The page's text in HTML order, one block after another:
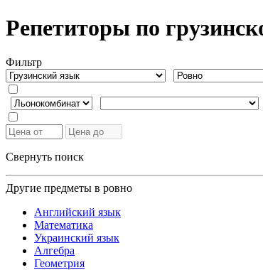
Репетиторы по
Фильтр
Свернуть поиск
Другие предметы в ровно
Английский язык
Математика
Украинский язык
Алгебра
Геометрия